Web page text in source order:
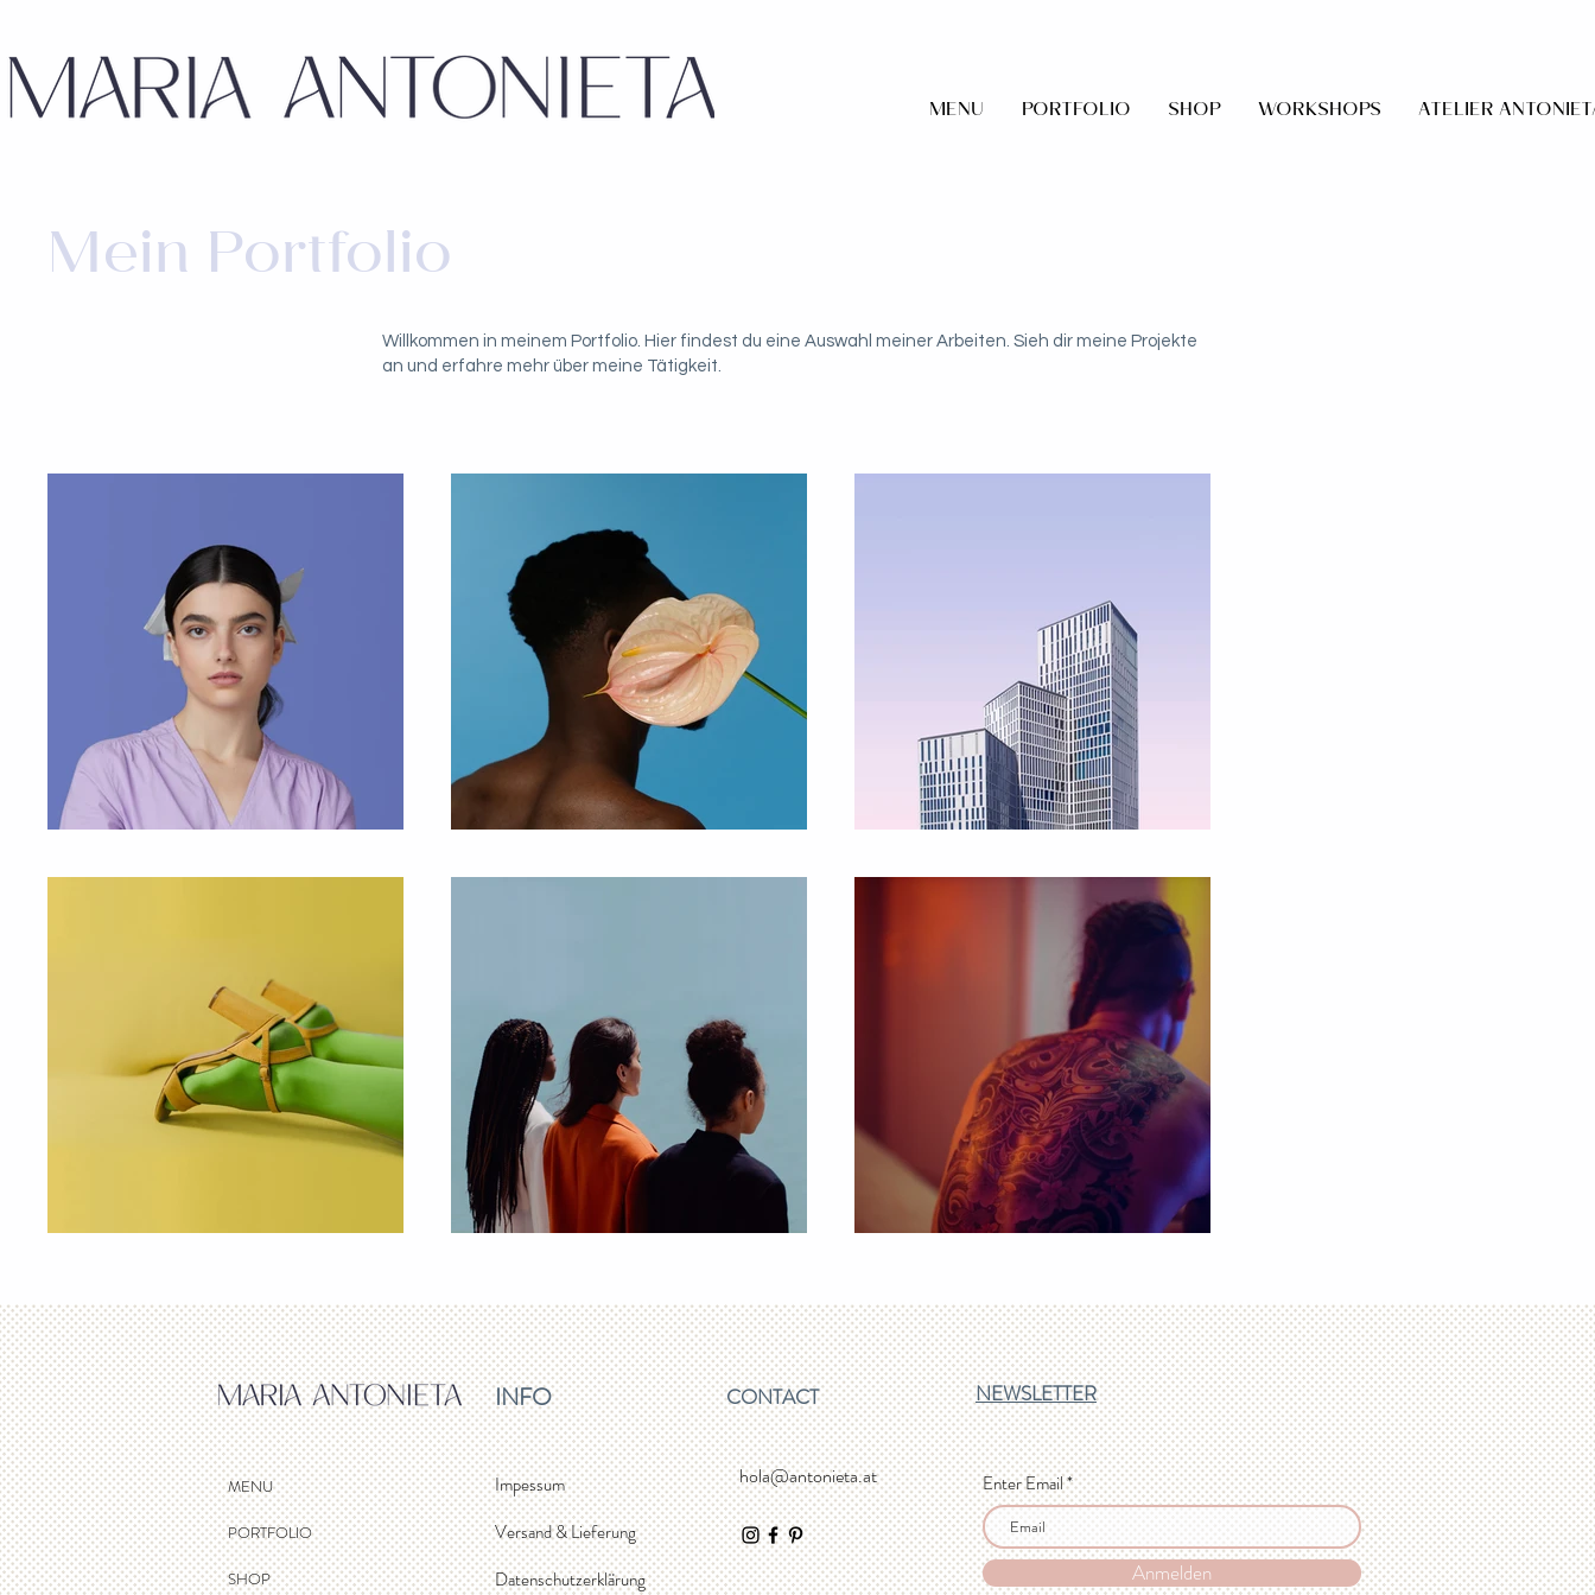
MENU PORTFOLIO SHOP WORKSHOPS ATELIER
Mein Portfolio
Willkommen in meinem Portfolio. Hier findest du eine Auswahl meiner Arbeiten. Sieh dir meine Projekte
an und erfahre mehr über meine Tätigkeit.
MENU
PORTFOLIO
SHOP
INFO CONTACT
Impessum
Versand & Lieferung
Datenschutzerklärung
hola@antonieta.at
NEWSLETTER
Enter Email
Anmelden